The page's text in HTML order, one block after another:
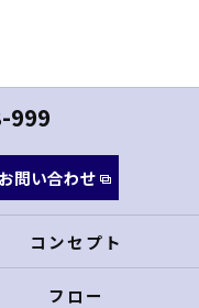
999
問い合わせ
コンセプト
フロー